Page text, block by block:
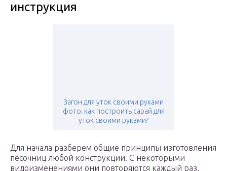
инструкция
Загон для уток своими руками
фото. как построить сарай для
уток своими руками?
Для начала разберем общие принципы изготовления
песочниц любой конструкции. С некоторыми
видоизменениями они повторяются каждый раз.